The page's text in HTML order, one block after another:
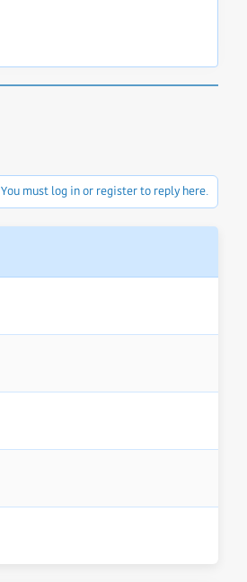
You must log in or register to reply here.